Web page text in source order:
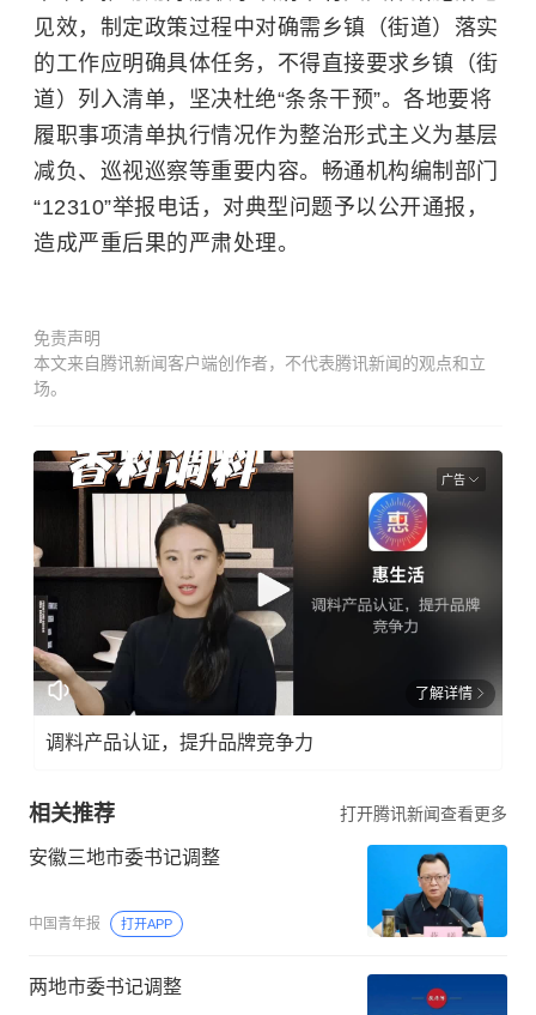
见效，制定政策过程中对确需乡镇（街道）落实
的工作应明确具体任务，不得直接要求乡镇（街
道）列入清单，坚决杜绝“条条干预”。各地要将
履职事项清单执行情况作为整治形式主义为基层
减负、巡视巡察等重要内容。畅通机构编制部门
“12310”举报电话，对典型问题予以公开通报，
造成严重后果的严肃处理。
免责声明
本文来自腾讯新闻客户端创作者，不代表腾讯新闻的观点和立
场。
广告
了解详情
调料产品认证，提升品牌竞争力
相关推荐 打开腾讯新闻查看更多
安徽三地市委书记调整
中国青年报 打开APP
两地市委书记调整